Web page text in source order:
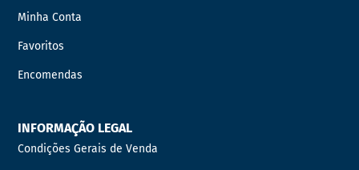
Minha Conta
Favoritos
Encomendas
INFORMAÇÃO LEGAL
Condições Gerais de Venda